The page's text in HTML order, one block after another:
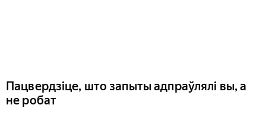
Пацвердзіце, што запыты адпраўлялі вы, а
не робат